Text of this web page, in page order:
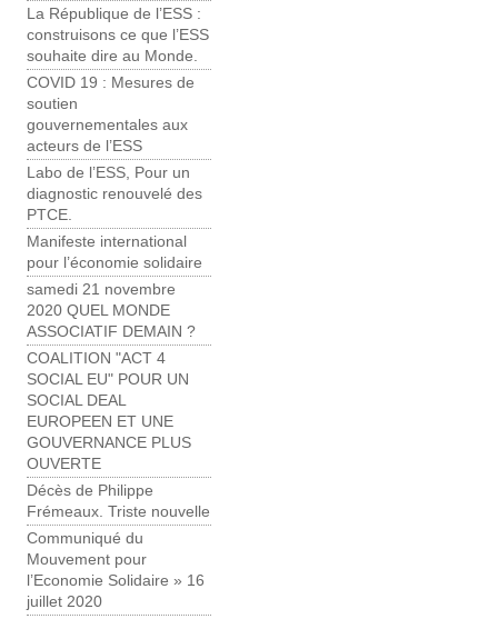
La République de l’ESS :
construisons ce que l’ESS
souhaite dire au Monde.
COVID 19 : Mesures de
soutien
gouvernementales aux
acteurs de l’ESS
Labo de l’ESS, Pour un
diagnostic renouvelé des
PTCE.
Manifeste international
pour l’économie solidaire
samedi 21 novembre
2020 QUEL MONDE
ASSOCIATIF DEMAIN ?
COALITION "ACT 4
SOCIAL EU" POUR UN
SOCIAL DEAL
EUROPEEN ET UNE
GOUVERNANCE PLUS
OUVERTE
Décès de Philippe
Frémeaux. Triste nouvelle
Communiqué du
Mouvement pour
l’Economie Solidaire » 16
juillet 2020